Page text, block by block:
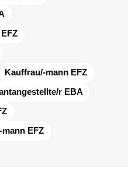
Kauffrau/-mann EFZ
r EBA
EFZ